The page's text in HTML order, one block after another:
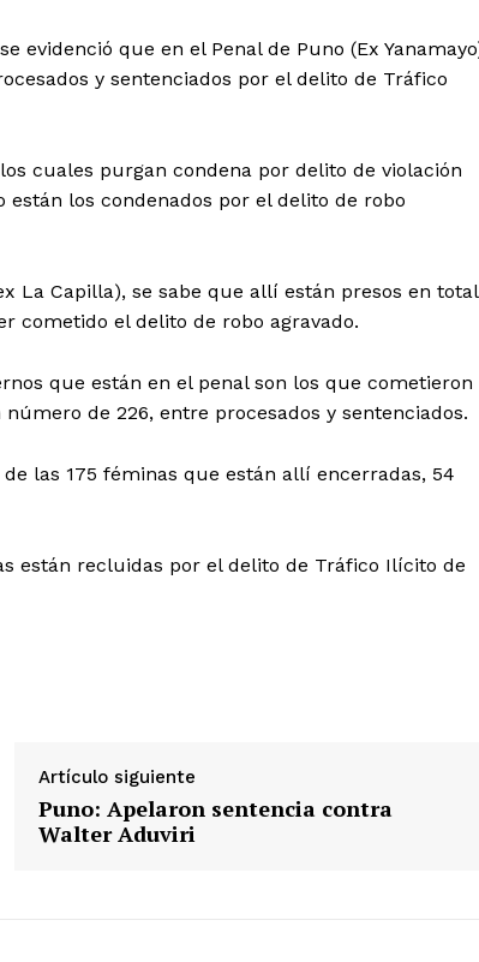
Diario los Andes
evidenció que en el Penal de Puno (Ex
y sentenciados por el delito de Tráfico
cuales purgan condena por delito de violación
los condenados por el delito de robo
La Capilla), se sabe que allí están presos en total
cometido el delito de robo agravado.
que están en el penal son los que cometieron
de 226, entre procesados y sentenciados.
las 175 féminas que están allí encerradas, 54
están recluidas por el delito de Tráfico Ilícito de
Artículo siguiente
Puno: Apelaron sentencia contra
Walter Aduviri